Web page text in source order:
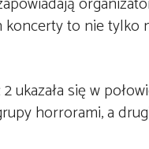
to nie tylko
ukazała się w
horrorami, a